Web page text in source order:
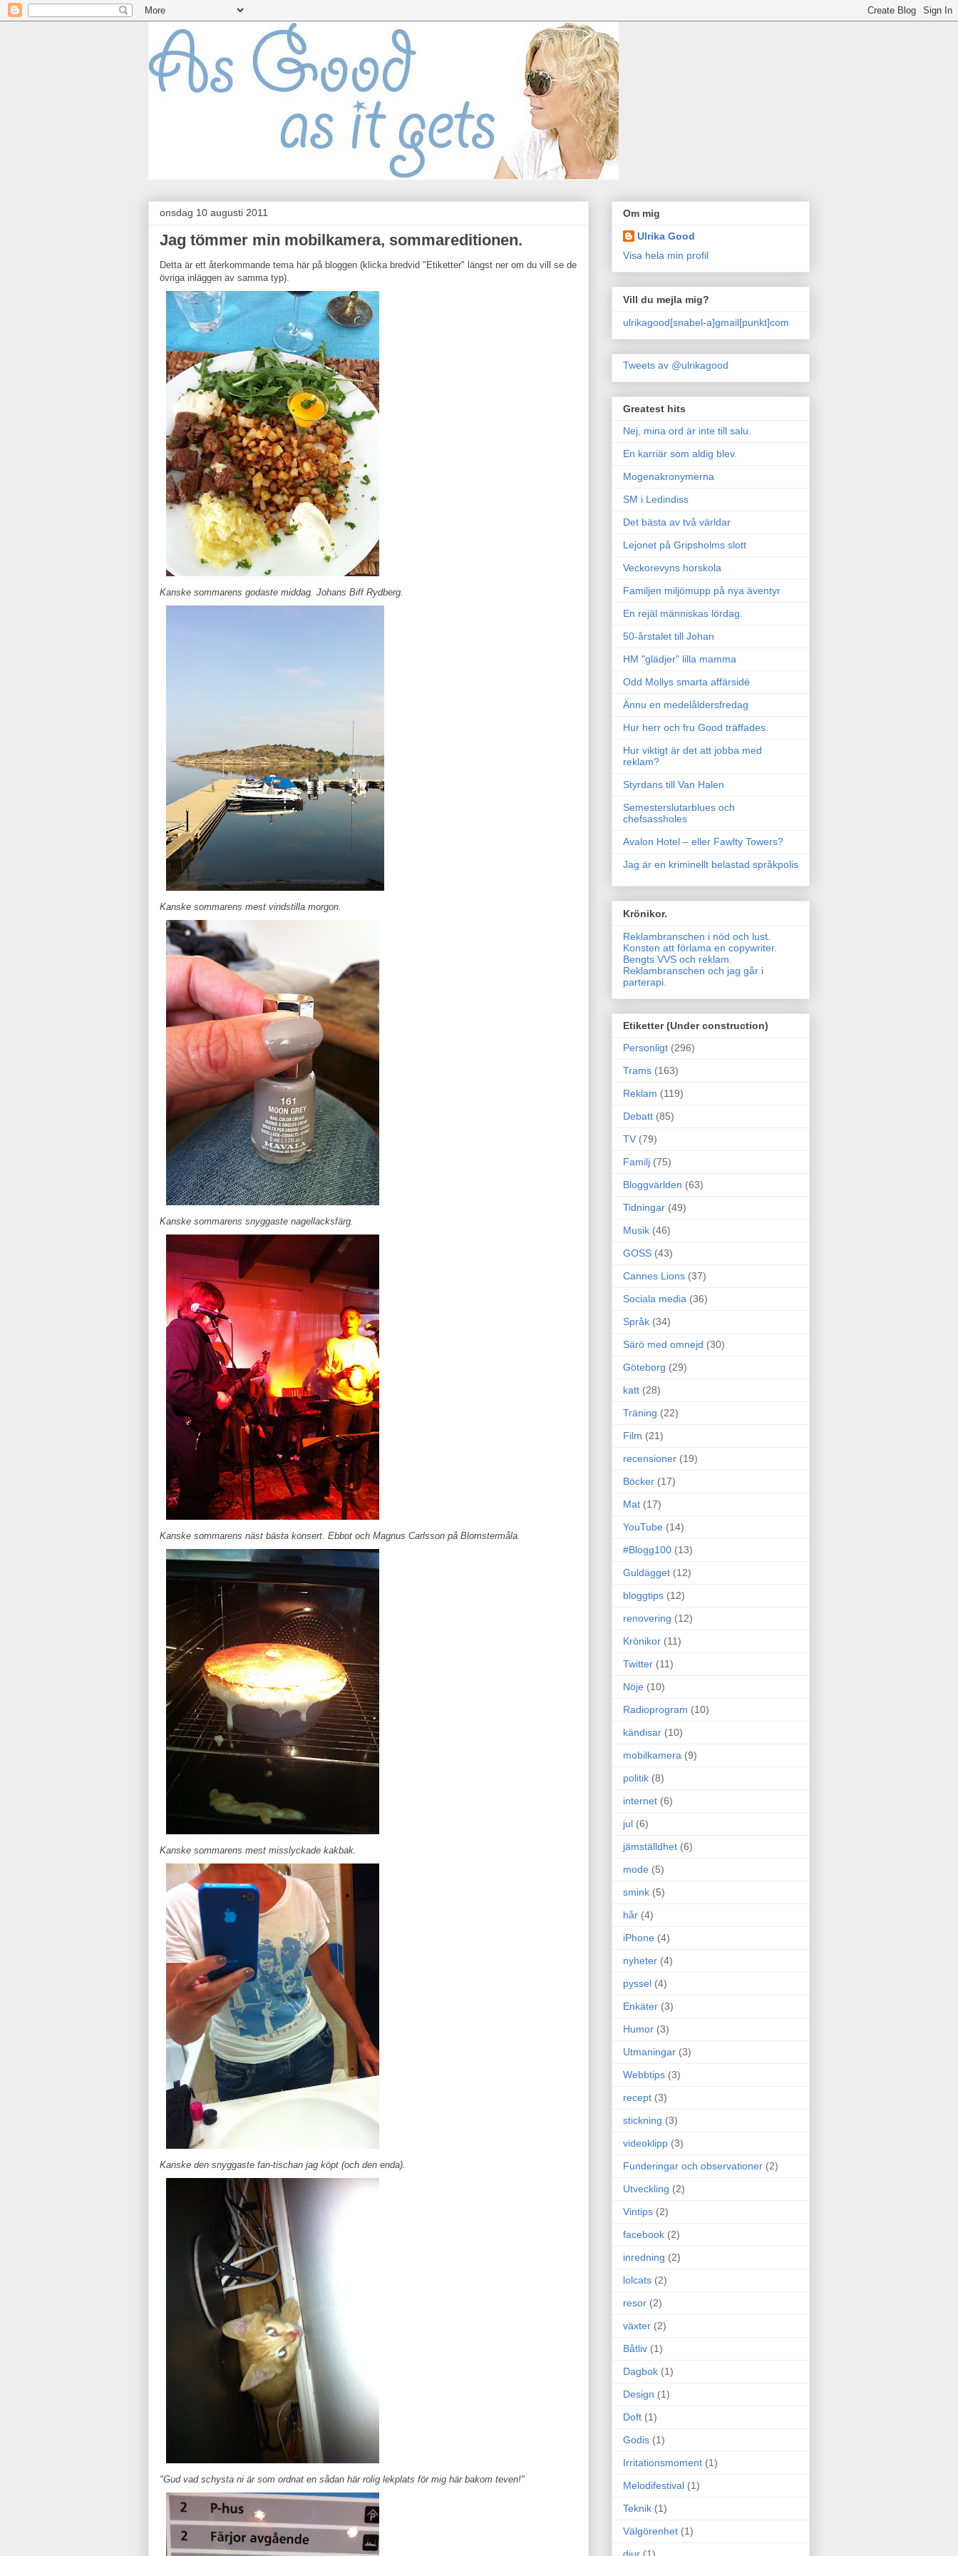
onsdag 10 augusti 2011
Jag tömmer min mobilkamera, sommareditionen.
Detta är ett återkommande tema här på bloggen (klicka bredvid "Etiketter" längst ner om du vill se de
övriga inläggen av samma typ).
Kanske sommarens godaste middag. Johans Biff Rydberg.
Kanske sommarens mest vindstilla morgon.
Kanske sommarens snyggaste nagellacksfärg.
Kanske sommarens näst bästa konsert. Ebbot och Magnus Carlsson på Blomstermåla.
Kanske sommarens mest misslyckade kakbak.
Kanske den snyggaste fan-tischan jag köpt (och den enda).
"Gud vad schysta ni är som ordnat en sådan här rolig lekplats för mig här bakom teven!"
Om mig
Ulrika Good
Visa hela min profil
Vill du mejla mig?
ulrikagood[snabel-a]gmail[punkt]com
Tweets av @ulrikagood
Greatest hits
Nej, mina ord är inte till salu.
En karriär som aldig blev.
Mogenakronymerna
SM i Ledindiss
Det bästa av två världar
Lejonet på Gripsholms slott
Veckorevyns horskola
Familjen miljömupp på nya äventyr
En rejäl människas lördag.
50-årstalet till Johan
HM "glädjer" lilla mamma
Odd Mollys smarta affärsidé
Ännu en medelåldersfredag
Hur herr och fru Good träffades.
Hur viktigt är det att jobba med
reklam?
Styrdans till Van Halen
Semesterslutarblues och
chefsassholes
Avalon Hotel – eller Fawlty Towers?
Jag är en kriminellt belastad språkpolis
Krönikor.
Reklambranschen i nöd och lust.
Konsten att förlama en copywriter.
Bengts VVS och reklam.
Reklambranschen och jag går i
parterapi.
Etiketter (Under construction)
Personligt (296)
Trams (163)
Reklam (119)
Debatt (85)
TV (79)
Familj (75)
Bloggvärlden (63)
Tidningar (49)
Musik (46)
GOSS (43)
Cannes Lions (37)
Sociala media (36)
Språk (34)
Särö med omnejd (30)
Göteborg (29)
katt (28)
Träning (22)
Film (21)
recensioner (19)
Böcker (17)
Mat (17)
YouTube (14)
#Blogg100 (13)
Guldägget (12)
bloggtips (12)
renovering (12)
Krönikor (11)
Twitter (11)
Nöje (10)
Radioprogram (10)
kändisar (10)
mobilkamera (9)
politik (8)
internet (6)
jul (6)
jämställdhet (6)
mode (5)
smink (5)
hår (4)
iPhone (4)
nyheter (4)
pyssel (4)
Enkäter (3)
Humor (3)
Utmaningar (3)
Webbtips (3)
recept (3)
stickning (3)
videoklipp (3)
Funderingar och observationer (2)
Utveckling (2)
Vintips (2)
facebook (2)
inredning (2)
lolcats (2)
resor (2)
växter (2)
Båtliv (1)
Dagbok (1)
Design (1)
Doft (1)
Godis (1)
Irritationsmoment (1)
Melodifestival (1)
Teknik (1)
Välgörenhet (1)